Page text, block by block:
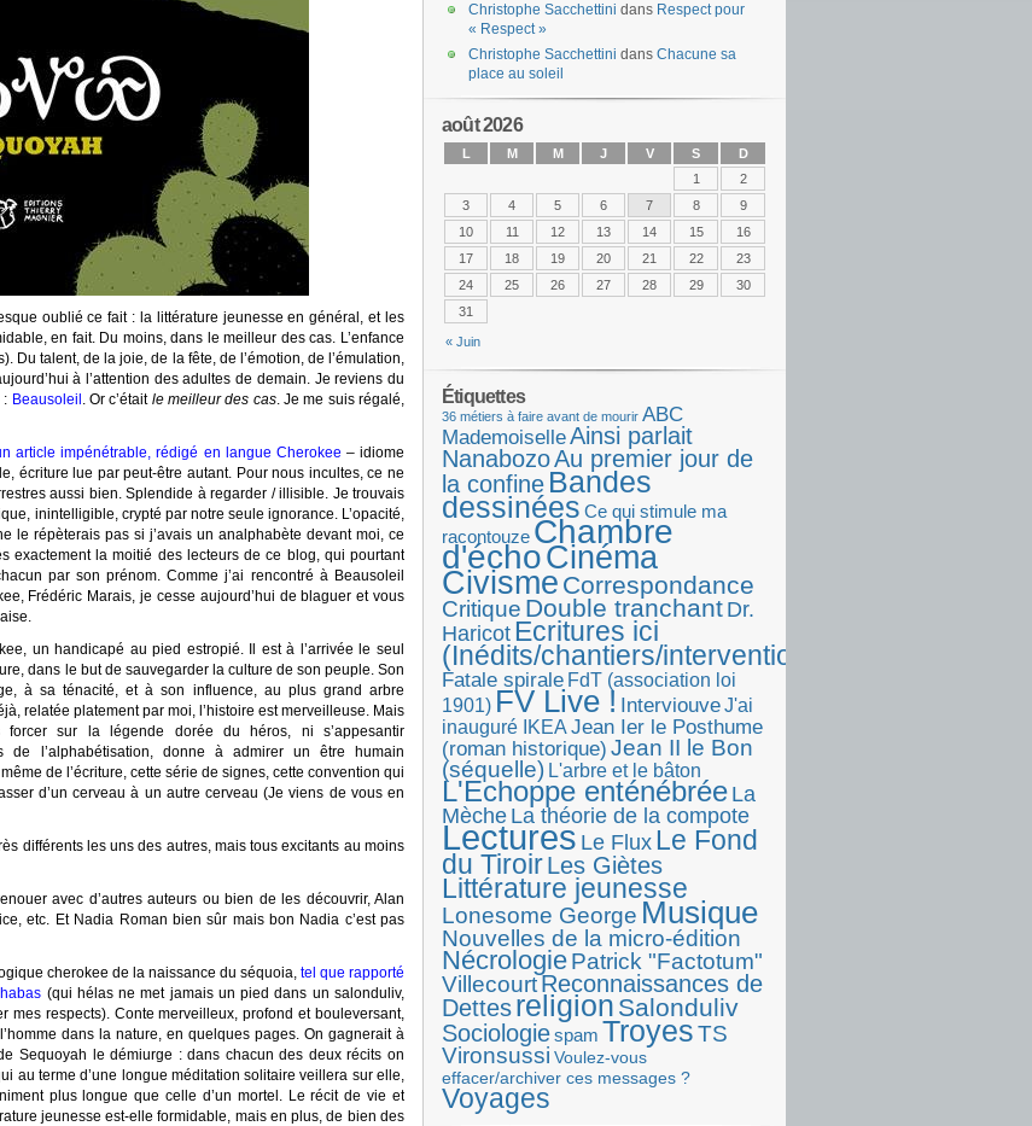
oublié ce fait : la littérature jeunesse en général, et les
en fait. Du moins, dans le meilleur des cas. L’enfance
Du talent, de la joie, de la fête, de l’émotion, de l’émulation,
à l’attention des adultes de demain. Je reviens du
: Beausoleil . Or c’était le meilleur des cas. Je me suis régalé,
article impénétrable, rédigé en langue Cherokee – idiome
écriture lue par peut-être autant. Pour nous incultes, ce ne
aussi bien. Splendide à regarder / illisible. Je trouvais
inintelligible, crypté par notre seule ignorance. L’opacité,
le répèterais pas si j’avais un analphabète devant moi, ce
exactement la moitié des lecteurs de ce blog, qui pourtant
par son prénom. Comme j’ai rencontré à Beausoleil
Frédéric Marais, je cesse aujourd’hui de blaguer et vous
un handicapé au pied estropié. Il est à l’arrivée le seul
dans le but de sauvegarder la culture de son peuple. Son
à sa ténacité, et à son influence, au plus grand arbre
relatée platement par moi, l’histoire est merveilleuse. Mais
sur la légende dorée du héros, ni s’appesantir
de l’alphabétisation, donne à admirer un être humain
de l’écriture, cette série de signes, cette convention qui
d’un cerveau à un autre cerveau (Je viens de vous en
différents les uns des autres, mais tous excitants au moins
avec d’autres auteurs ou bien de les découvrir, Alan
etc. Et Nadia Roman bien sûr mais bon Nadia c’est pas
cherokee de la naissance du séquoia, tel que rapporté
(qui hélas ne met jamais un pied dans un salonduliv,
mes respects). Conte merveilleux, profond et bouleversant,
dans la nature, en quelques pages. On gagnerait à
Sequoyah le démiurge : dans chacun des deux récits on
au terme d’une longue méditation solitaire veillera sur elle,
plus longue que celle d’un mortel. Le récit de vie et
jeunesse est-elle formidable, mais en plus, de bien des
Christophe Sacchettini dans Respect pour
« Respect »
Christophe Sacchettini dans Chacune sa
place au soleil
août 2026
L M M J V S D
« Juin
1
2
3
4 5 6 7 8
9
10
11 12 13 14 15
16
17
18 19 20 21 22
23
24
25 26 27 28 29
30
31
Étiquettes
36 métiers à faire avant de mourir ABC
MademoiselleAinsi parlait
NanabozoAu premier jour de
la confine Bandes
dessinées Ce qui stimule ma
racontouze Chambre
d'échoCinéma
Civisme Correspondance
Critique Double tranchant Dr.
Haricot Ecritures ici
(Inédits/chantiers/interventions)
Fatale spirale FdT (association loi
1901) FV Live ! InterviouveJ'ai
inauguré IKEA Jean Ier le Posthume
(roman historique) Jean II le Bon
(séquelle) L'arbre et le bâton
L'Echoppe enténébrée La
Mèche La théorie de la compote
LecturesLe FluxLe Fond
du TiroirLes Giètes
Littérature jeunesse
Lonesome George Musique
Nouvelles de la micro-édition
NécrologiePatrick "Factotum"
VillecourtReconnaissances de
Dettesreligion Salonduliv
Sociologiespam TroyesTS
Vironsussi Voulez-vous
effacer/archiver ces messages ?
Voyages